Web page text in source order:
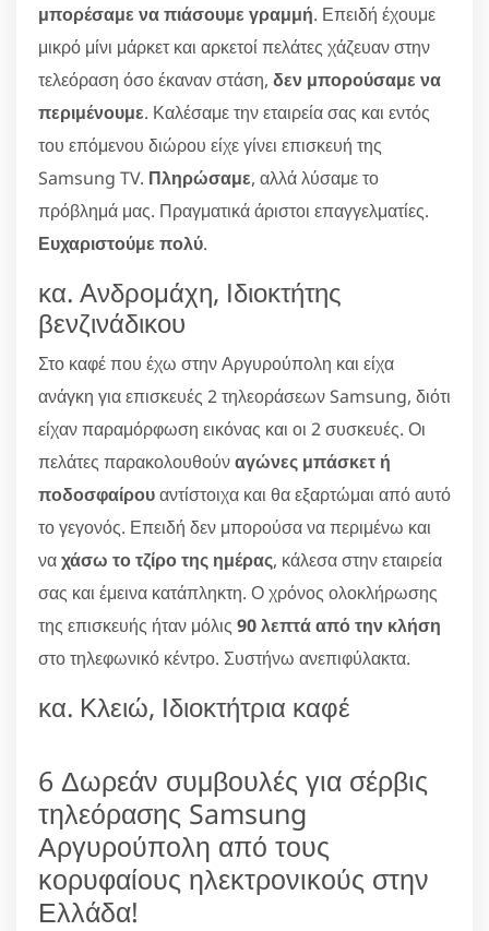
μπορέσαμε να πιάσουμε γραμμή. Επειδή έχουμε
μικρό μίνι μάρκετ και αρκετοί πελάτες χάζευαν στην
τελεόραση όσο έκαναν στάση, δεν μπορούσαμε να
περιμένουμε. Καλέσαμε την εταιρεία σας και εντός
του επόμενου διώρου είχε γίνει επισκευή της
Samsung TV. Πληρώσαμε, αλλά λύσαμε το
πρόβλημά μας. Πραγματικά άριστοι επαγγελματίες.
Ευχαριστούμε πολύ.
κα. Ανδρομάχη, Ιδιοκτήτης
βενζινάδικου
Στο καφέ που έχω στην Αργυρούπολη και είχα
ανάγκη για επισκευές 2 τηλεοράσεων Samsung, διότι
είχαν παραμόρφωση εικόνας και οι 2 συσκευές. Οι
πελάτες παρακολουθούναγώνες μπάσκετ ή
ποδοσφαίρουαντίστοιχα και θα εξαρτώμαι από αυτό
το γεγονός. Επειδή δεν μπορούσα να περιμένω και
ναχάσω το τζίρο της ημέρας, κάλεσα στην εταιρεία
σας και έμεινα κατάπληκτη. Ο χρόνος ολοκλήρωσης
της επισκευής ήταν μόλις 90 λεπτά από την κλήση
στο τηλεφωνικό κέντρο. Συστήνω ανεπιφύλακτα.
κα. Κλειώ, Ιδιοκτήτρια καφέ
6 Δωρεάν συμβουλές για σέρβις
τηλεόρασης Samsung
Αργυρούπολη από τους
κορυφαίους ηλεκτρονικούς στην
Ελλάδα!